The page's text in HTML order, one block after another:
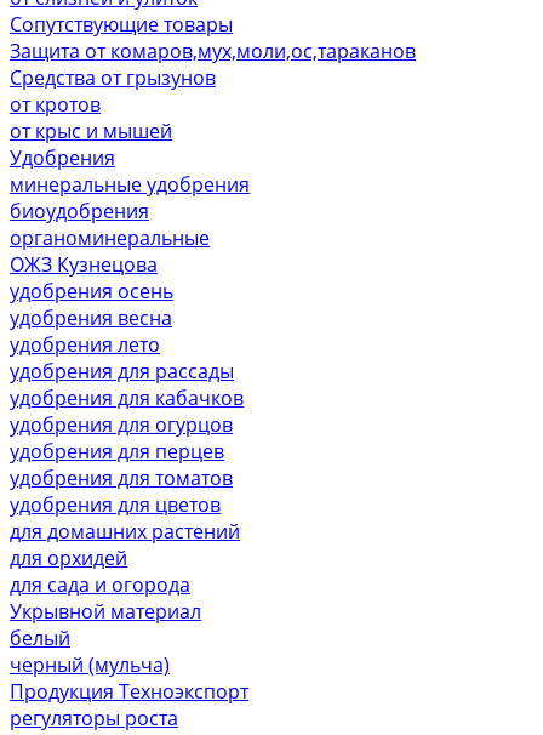
Сопутствующие товары
Защита от комаров,мух,моли,ос,тараканов
Средства от грызунов
от кротов
от крыс и мышей
Удобрения
минеральные удобрения
биоудобрения
органоминеральные
ОЖЗ Кузнецова
удобрения осень
удобрения весна
удобрения лето
удобрения для рассады
удобрения для кабачков
удобрения для огурцов
удобрения для перцев
удобрения для томатов
удобрения для цветов
для домашних растений
для орхидей
для сада и огорода
Укрывной материал
белый
черный (мульча)
Продукция Техноэкспорт
регуляторы роста